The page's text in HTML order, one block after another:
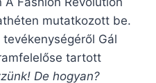
mutatkozott be.
Gál
tartott
De hogyan?